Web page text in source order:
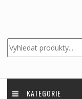
KATEGORIE